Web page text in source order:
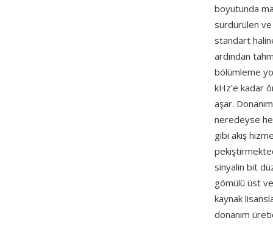
boyutunda
sürdürülen ve
standart
ardından
bölümleme
kHz'e kadar
aşar.
neredeyse
gibi akış
sinyalin bit
gömülü üst
kaynak
donanım